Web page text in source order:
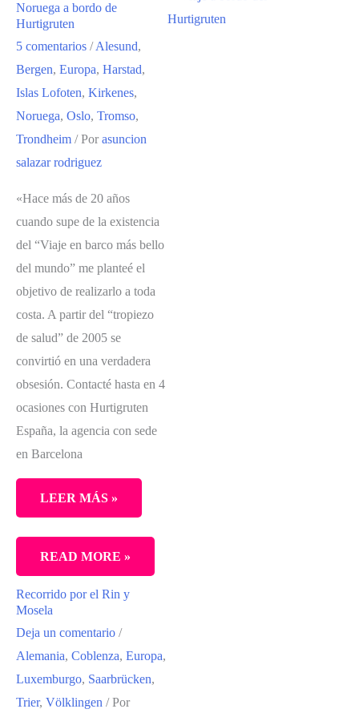
Noruega a bordo de
Hurtigruten
5 comentarios /Alesund,
Bergen, Europa, Harstad,
Islas Lofoten, Kirkenes,
Noruega, Oslo, Tromso,
Trondheim / Por asuncion
salazar rodriguez
«Hace más de 20 años
cuando supe de la existencia
del “Viaje en barco más bello
del mundo” me planteé el
objetivo de realizarlo a toda
costa. A partir del “tropiezo
de salud” de 2005 se
convirtió en una verdadera
obsesión. Contacté hasta en 4
ocasiones con Hurtigruten
España, la agencia con sede
en Barcelona
LEER MÁS »
RUMBO
NORTE
POR
COSTA
DE
NORUEGA
READ MORE »
Recorrido por el Rin y
Mosela
Deja un comentario /
Alemania, Coblenza, Europa,
Luxemburgo, Saarbrücken,
Trier, Völklingen / Por